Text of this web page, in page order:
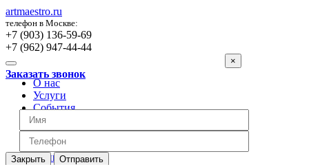
artmaestro.ru
телефон в Москве:
+7 (903) 136-59-69
+7 (962) 947-44-44
Заказать звонок
×
Закрыть Отправить
О нас
Услуги
События
Вопросы
Отзывы
Обратная связь
Цены